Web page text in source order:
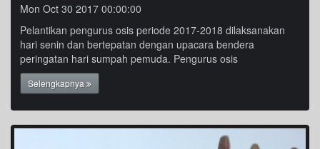
Mon Oct 30 2017 00:00:00
Pelantikan pengurus osis periode 2017-2018 dilaksanakan
hari senin dan bertepatan dengan upacara bendera
peringatan hari sumpah pemuda. Pengurus osis
Selengkapnya